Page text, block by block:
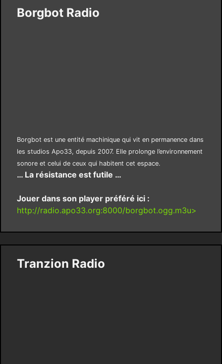
Borgbot Radio
Borgbot est une entité machinique qui vit en permanence dans
les studios Apo33, depuis 2007. Elle prolonge l’environnement
sonore et celui de ceux qui habitent cet espace.
… La résistance est futile …
Jouer dans son player préféré ici :
http://radio.apo33.org:8000/borgbot.ogg.m3u>
Tranzion Radio